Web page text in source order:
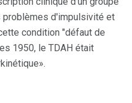
d'impulsivité et
condition "défaut de
1950, le TDAH était